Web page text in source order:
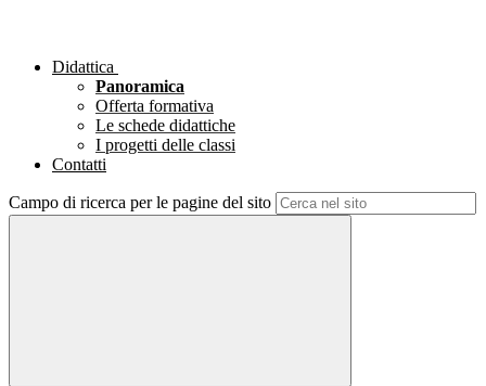
Didattica
Panoramica
Offerta formativa
Le schede didattiche
I progetti delle classi
Contatti
Campo di ricerca per le pagine del sito